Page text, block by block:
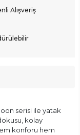
Alışveriş
serisi ile yatak
kolay
konforu hem